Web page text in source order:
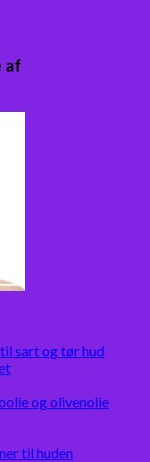
af
sart og tør hud
og olivenolie
til huden